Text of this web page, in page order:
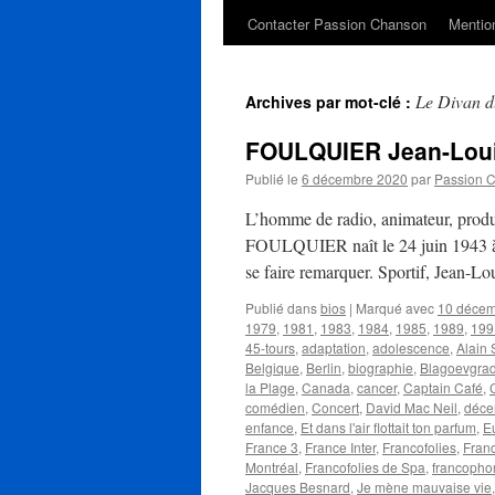
Contacter Passion Chanson
Archives par mot-clé : Le Divan
FOULQUIER Jean-
Publié le 6 décembre 2020 par Passion
L’homme de radio, animateur,
FOULQUIER naît le 24 juin 1943
se faire remarquer. Sportif, Jean-
Publié dansbios | Marqué avec 10
1979, 1981 , 1983, 1984, 1985, 1989,
45-tours, adaptation, adolescence, Alain
Belgique, Berlin, biographie, Blagoevgrad
la Plage, Canada, cancer, Captain Café,
comédien, Concert, David Mac Neil,
enfance, Et dans l'air flottait ton parfum,
France 3, France Inter, Francofolies,
Montréal, Francofolies de Spa,
Jacques Besnard, Je mène mauvaise vie,